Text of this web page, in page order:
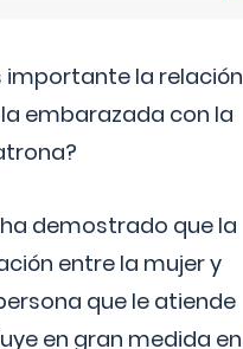
importante la relación
embarazada con la
ha demostrado que la
entre la mujer y
que le atiende
en gran medida en